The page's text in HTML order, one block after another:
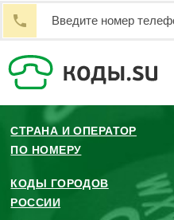
СТРАНА И ОПЕРАТОР
ПО НОМЕРУ
КОДЫ ГОРОДОВ
РОССИИ